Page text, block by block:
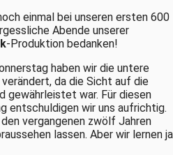
einmal bei unseren ersten 600
Abende unserer
-Produktion bedanken!
haben wir die untere
da die Sicht auf die
gewährleistet war. Für diesen
entschuldigen wir uns aufrichtig.
vergangenen zwölf Jahren
lassen. Aber wir lernen ja